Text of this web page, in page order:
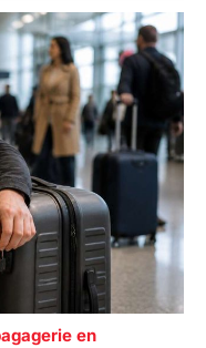
en